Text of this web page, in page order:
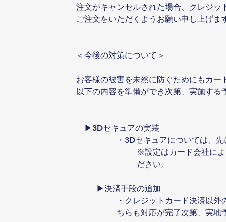
注文がキャンセルされた場合、クレジ
ご注文をいただくようお願い申し上げ
＜今後の対策について＞
お客様の被害を未然に防ぐためにもカ
以下の内容を準備ができ次第、実施する
▶3Dセキュアの実装
・3Dセキュアについては、
※設定はカード会社に
ださい。
▶決済手段の追加
・クレジットカード決済以
ちらも対応が完了次第、実地